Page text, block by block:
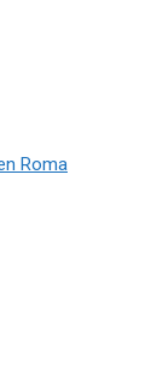
Roma